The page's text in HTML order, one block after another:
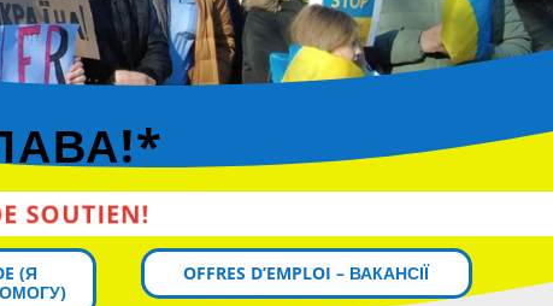
(Я
OFFRES D’EMPLOI – ВАКАНСІЇ